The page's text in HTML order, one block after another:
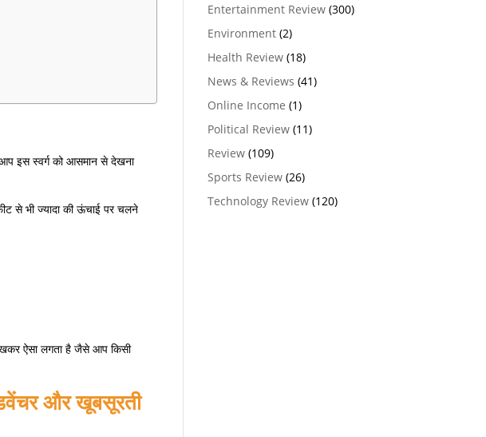
इस स्वर्ग को आसमान से देखना
से भी ज्यादा की ऊंचाई पर चलने
ऐसा लगता है जैसे आप किसी
औरखूबसूरती
Entertainment Review(300)
Environment(2)
Health Review(18)
News & Reviews (41)
Online Income (1)
Political Review(11)
Review(109)
Sports Review(26)
Technology Review(120)